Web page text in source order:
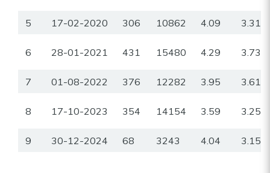
5 17-02-2020 306 10862 4.09 3.31
6 28-01-2021 431 15480 4.29 3.73
7 01-08-2022 376 12282 3.95 3.61
8 17-10-2023 354 14154 3.59 3.25
9 30-12-2024 68 3243 4.04 3.15